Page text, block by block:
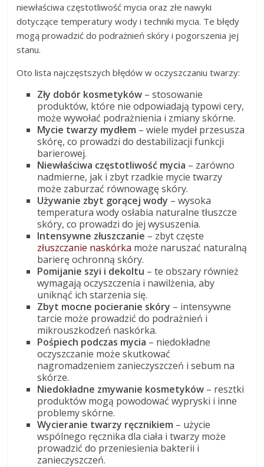
niewłaściwa częstotliwość mycia oraz złe nawyki
dotyczące temperatury wody i techniki mycia. Te błędy
mogą prowadzić do podrażnień skóry i pogorszenia jej
stanu.
Oto lista najczęstszych błędów w oczyszczaniu twarzy:
Zły dobór kosmetyków – stosowanie
produktów, które nie odpowiadają typowi cery,
może wywołać podrażnienia i zmiany skórne.
Mycie twarzy mydłem – wiele mydeł przesusza
skórę, co prowadzi do destabilizacji funkcji
barierowej.
Niewłaściwa częstotliwość mycia – zarówno
nadmierne, jak i zbyt rzadkie mycie twarzy
może zaburzać równowagę skóry.
Używanie zbyt gorącej wody – wysoka
temperatura wody osłabia naturalne tłuszcze
skóry, co prowadzi do jej wysuszenia.
Intensywne złuszczanie – zbyt częste
złuszczanie naskórka może naruszać naturalną
barierę ochronną skóry.
Pomijanie szyi i dekoltu – te obszary również
wymagają oczyszczenia i nawilżenia, aby
uniknąć ich starzenia się.
Zbyt mocne pocieranie skóry – intensywne
tarcie może prowadzić do podrażnień i
mikrouszkodzeń naskórka.
Pośpiech podczas mycia – niedokładne
oczyszczanie może skutkować
nagromadzeniem zanieczyszczeń i sebum na
skórze.
Niedokładne zmywanie kosmetyków – resztki
produktów mogą powodować wypryski i inne
problemy skórne.
Wycieranie twarzy ręcznikiem – użycie
wspólnego ręcznika dla ciała i twarzy może
prowadzić do przeniesienia bakterii i
zanieczyszczeń.